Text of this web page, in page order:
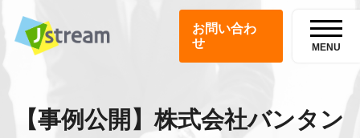
お問い合わ
せ
MENU
【事例公開】株式会社バンタン